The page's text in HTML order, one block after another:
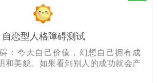
自恋型人格障碍测试
：夸大自己价值，幻想自己拥有成
和美貌。如果看到别人的成功就会产